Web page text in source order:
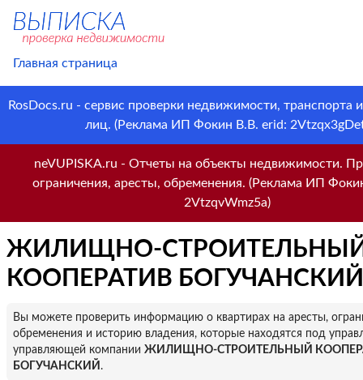
Главная страница
RosDocs.ru - сервис проверки недвижимости, транспорта
лиц. (Реклама ИП Фокин В.В. erid:
neVUPISKA.ru - Отчеты на объекты недвижимости.
ограничения, аресты, обременения. (Реклама ИП
2VtzqvWmz5a)
ЖИЛИЩНО-
КООПЕРАТИВ БОГУЧАНСКИЙ
Вы можете проверить информацию о квартирах на аресты,
обременения и историю владения, которые находятся под
управляющей компании ЖИЛИЩНО-СТРОИТЕЛЬНЫЙ
БОГУЧАНСКИЙ .